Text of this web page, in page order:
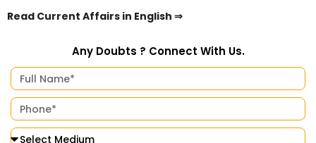
Read Current Affairs in English ⇒
Any Doubts ? Connect With Us.